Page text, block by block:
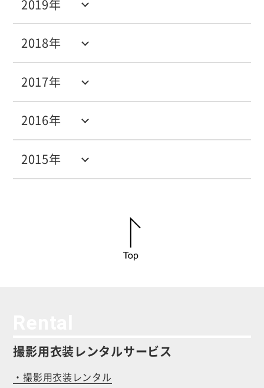
2015年
2016年
2017年
2018年
2019年
撮影用衣装レンタルサービス
・撮影用衣装レンタル